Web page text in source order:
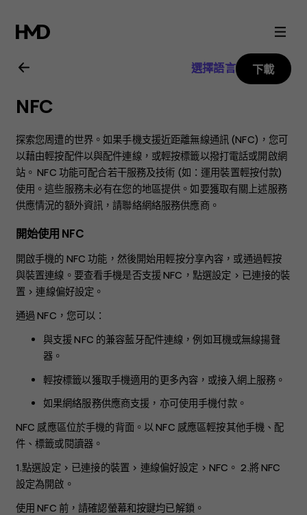
Nokia
8.3
5G
用
戶
指
南
選擇語言 下載
NFC
探索您周遭的世界。如果手機支援近距離無線通訊 (NFC)，您可
以藉由輕按配件以與配件連線，或輕按標籤以撥打電話或開啟網
站。 NFC 功能可配合若干服務及技術 (如：運用裝置輕按付款)
使用。這些服務未必有在您的地區提供。如要獲取有關上述服務
供應情況的額外資訊，請聯絡網絡服務供應商。
開始使用 NFC
開啟手機的 NFC 功能，然後開始用輕按分享內容，或通過輕按
與裝置連線。要查看手機是否支援 NFC，點選設定 > 已連接的裝
置 >連線偏好設定 。
通過 NFC，您可以：
與支援 NFC 的兼容藍牙配件連線，例如耳機或無線揚聲
器。
輕按標籤以獲取手機適用的更多內容，或接入網上服務。
如果網絡服務供應商支援，亦可使用手機付款。
NFC 感應區位於手機的背面。以 NFC 感應區輕按其他手機、配
件、標籤或閱讀器。
1.點選設定 > 已連接的裝置 > 連線偏好設定 > NFC 。 2.將NFC
設定為開啟。
使用 NFC 前，請確認螢幕和按鍵均已解鎖。